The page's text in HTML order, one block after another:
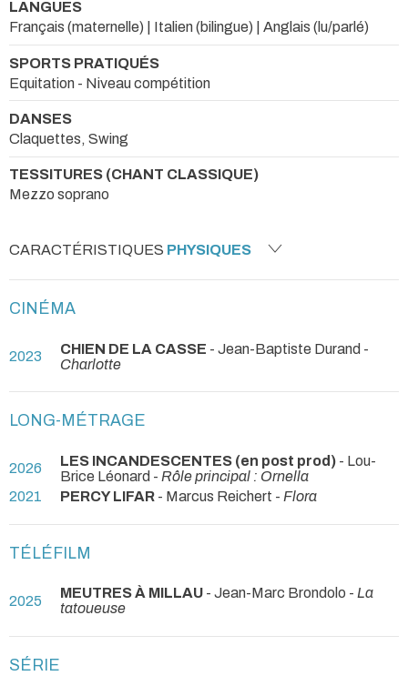
LANGUES
Français (maternelle) | Italien (bilingue) | Anglais (lu/parlé)
SPORTS PRATIQUÉS
Equitation - Niveau compétition
DANSES
Claquettes, Swing
TESSITURES (CHANT CLASSIQUE)
Mezzo soprano
CARACTÉRISTIQUES PHYSIQUES
CINÉMA
2023 CHIEN DE LA CASSE - Jean-Baptiste Durand -
Charlotte
LONG-MÉTRAGE
2026 LES INCANDESCENTES (en post prod) - Lou-
Brice Léonard - Rôle principal : Ornella
2021
PERCY LIFAR - Marcus Reichert - Flora
TÉLÉFILM
2025 MEUTRES À MILLAU - Jean-Marc Brondolo - La
tatoueuse
SÉRIE